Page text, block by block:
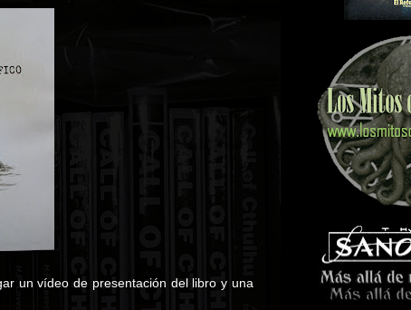
un vídeo de presentación del libro y una